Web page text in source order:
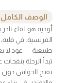
الوصف الكامل
أوديه هو لقاء
الفرنسية. في
طبيعية — عود لا
تبدأ الرحلة
تفتح الحواس دون